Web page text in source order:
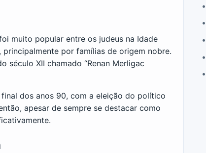
muito popular entre os judeus na Idade
por famílias de origem nobre.
século XII chamado “Renan Merligac
dos anos 90, com a eleição do político
apesar de sempre se destacar como
•
•
•
•
•